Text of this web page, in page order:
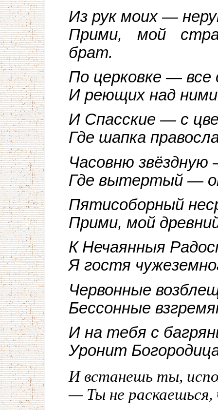
Из рук моих —
Прими, мой
брат.
По церковке — все
И реющих над ними
И Спасские — с
Где шапка
Часовню
Где вытертый —
Пятисоборный
Прими, мой
К Нечаянныя
Я гостя
Червонные
Бессонные
И на тебя с
Уронит
И встанешь ты,
— Ты не